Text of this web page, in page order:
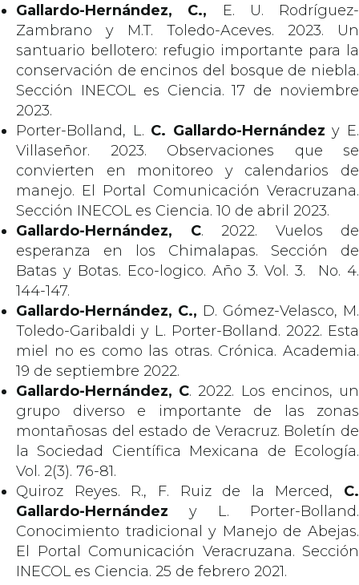
Gallardo-Hernández, C., E. U. Rodríguez-
Zambrano y M.T. Toledo-Aceves. 2023. Un
santuario bellotero: refugio importante para la
conservación de encinos del bosque de niebla.
Sección INECOL es Ciencia. 17 de noviembre
2023.
Porter-Bolland, L. C. Gallardo-Hernández y E.
Villaseñor. 2023. Observaciones que se
convierten en monitoreo y calendarios de
manejo. El Portal Comunicación Veracruzana.
Sección INECOL es Ciencia. 10 de abril 2023.
Gallardo-Hernández, C. 2022. Vuelos de
esperanza en los Chimalapas. Sección de
Batas y Botas. Eco-logico. Año 3. Vol. 3. No. 4.
144-147.
Gallardo-Hernández, C., D. Gómez-Velasco, M.
Toledo-Garibaldi y L. Porter-Bolland. 2022. Esta
miel no es como las otras. Crónica. Academia.
19 de septiembre 2022.
Gallardo-Hernández, C. 2022. Los encinos, un
grupo diverso e importante de las zonas
montañosas del estado de Veracruz. Boletín de
la Sociedad Científica Mexicana de Ecología.
Vol. 2(3). 76-81.
Quiroz Reyes. R., F. Ruiz de la Merced, C.
Gallardo-Hernández y L. Porter-Bolland.
Conocimiento tradicional y Manejo de Abejas.
El Portal Comunicación Veracruzana. Sección
INECOL es Ciencia. 25 de febrero 2021.